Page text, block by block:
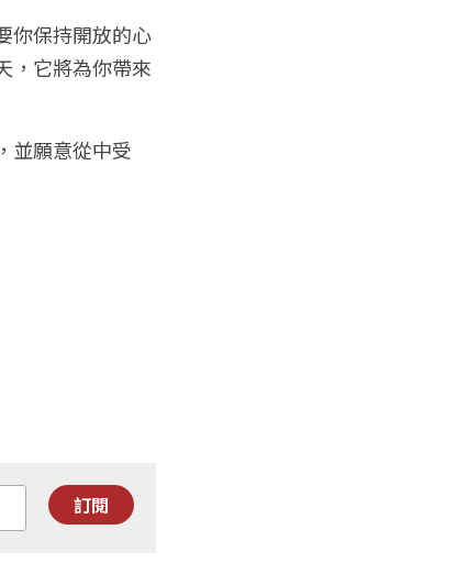
你保持開放的心
，它將為你帶來
並願意從中受
訂閱